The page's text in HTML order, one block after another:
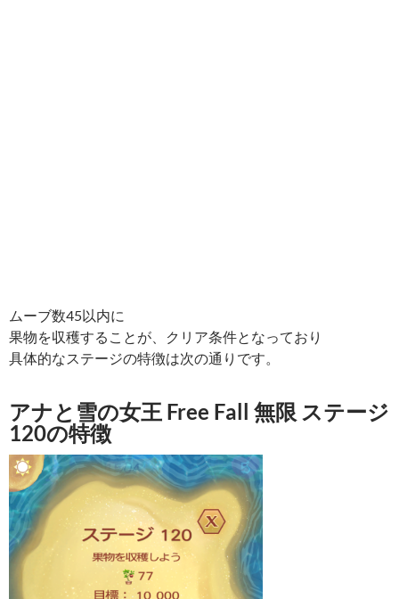
ムーブ数45以内に
果物を収穫することが、クリア条件となっており
具体的なステージの特徴は次の通りです。
アナと雪の女王 Free Fall 無限 ステージ
120の特徴